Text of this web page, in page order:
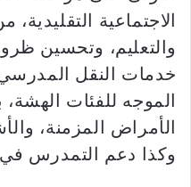
الاجتماعية
والتعليم، وتحسين
خدمات النقل
الموجه للفئات
الأمراض المزمنة،
وكذا دعم التمدرس